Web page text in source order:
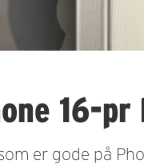
16-
er gode på